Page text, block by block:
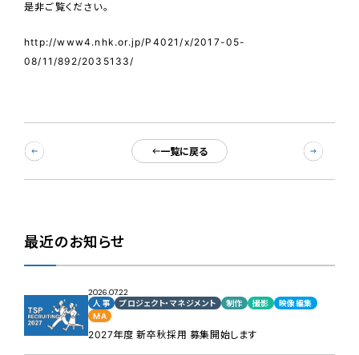
是非ご覧ください。
http://www4.nhk.or.jp/P4021/x/2017-05-
08/11/892/2035133/
一覧に戻る
最近のお知らせ
2026.07.22
人事 プロジェクト・マネジメント 制作 撮影
映像編集
MA
2027年度 新卒秋採用 募集開始します